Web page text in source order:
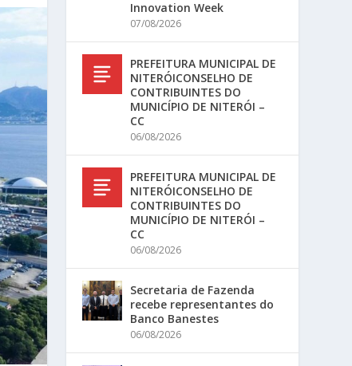
Innovation Week
07/08/2026
PREFEITURA MUNICIPAL DE
NITERÓICONSELHO DE
CONTRIBUINTES DO
MUNICÍPIO DE NITERÓI –
CC
06/08/2026
PREFEITURA MUNICIPAL DE
NITERÓICONSELHO DE
CONTRIBUINTES DO
MUNICÍPIO DE NITERÓI –
CC
06/08/2026
Secretaria de Fazenda
recebe representantes do
Banco Banestes
06/08/2026